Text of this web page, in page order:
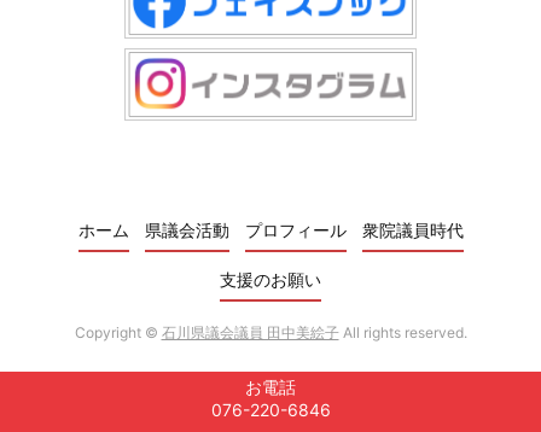
お電話
076-220-6846
ホーム 県議会活動 プロフィール 衆院議員時代
支援のお願い
Copyright © 石川県議会議員 田中美絵子All rights reserved.